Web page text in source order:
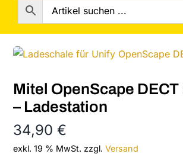
Rufanlage
Hersteller
Support
Mitel OpenScape DECT
– Ladestation
34,90€
exkl. 19 % MwSt. zzgl.Versand